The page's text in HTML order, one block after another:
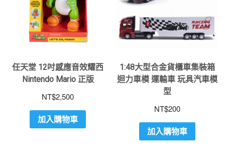
任天堂 12吋感應音效耀西
Nintendo Mario 正版
NT$2,500
加入購物車
1:48大型合金貨櫃車集裝箱
迴力車模 運輸車 玩具汽車模
型
NT$200
加入購物車